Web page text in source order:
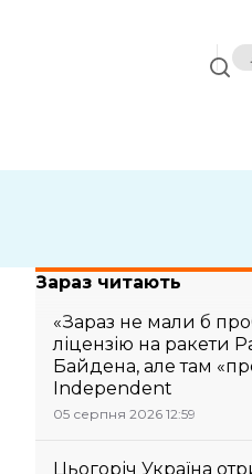
Зараз читають
«Зараз не мали б
ліцензію на ракети
Байдена, але там
Independent
05 серпня 2026 12:59
Цьогоріч Україна